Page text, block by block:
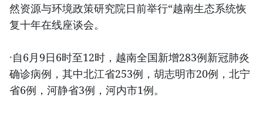
然资源与环境政策研究院日前举行“越南生态系统恢
复十年在线座谈会。
·自6月9日6时至12时，越南全国新增283例新冠肺炎
确诊病例，其中北江省253例，胡志明市20例，北宁
省6例，河静省3例，河内市1例。